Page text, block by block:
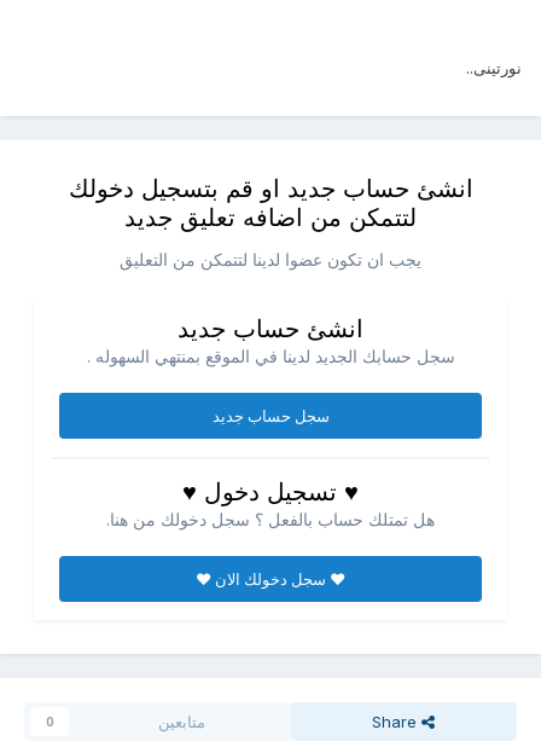
نورتينى..
انشئ حساب جديد او قم بتسجيل دخولك
لتتمكن من اضافه تعليق جديد
يجب ان تكون عضوا لدينا لتتمكن من التعليق
انشئ حساب جديد
سجل حسابك الجديد لدينا في الموقع بمنتهي السهوله .
سجل حساب جديد
♥ تسجيل دخول ♥
هل تمتلك حساب بالفعل ؟ سجل دخولك من هنا.
♥ سجل دخولك الان ♥
Share متابعين 0